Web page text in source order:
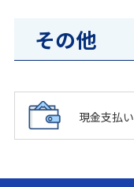
その他
現金支払い